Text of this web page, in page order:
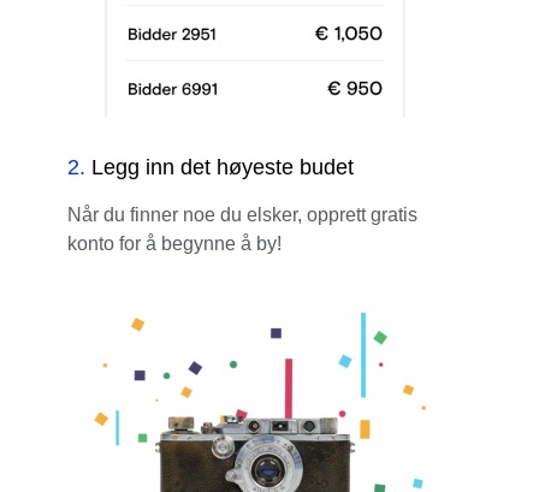
2. Legg inn det høyeste budet
Når du finner noe du elsker, opprett gratis
konto for å begynne å by!